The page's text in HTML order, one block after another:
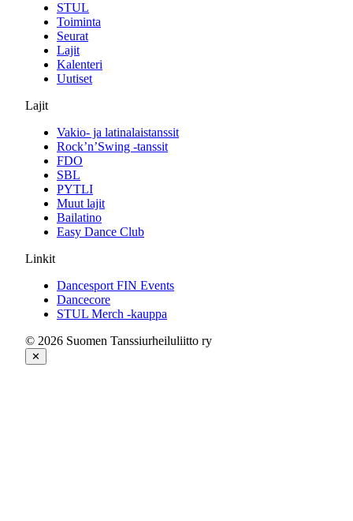
STUL
Toiminta
Seurat
Lajit
Kalenteri
Uutiset
Lajit
Vakio- ja latinalaistanssit
Rock’n’Swing -tanssit
FDO
SBL
PYTLI
Muut lajit
Bailatino
Easy Dance Club
Linkit
Dancesport FIN Events
Dancecore
STUL Merch -kauppa
© 2026 Suomen Tanssiurheiluliitto ry
✕